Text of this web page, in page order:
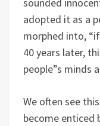
adopted it as a
morphed into,
40 years later,
people”s minds
We often see
become enticed